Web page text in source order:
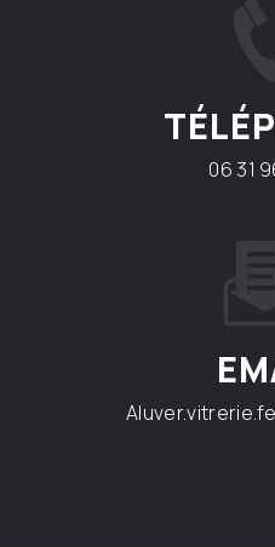
06 31